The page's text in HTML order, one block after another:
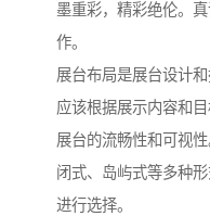
墨重彩，精彩绝伦。
作。
展台布局是展台设计
应该根据展示内容和
展台的流畅性和可视
闭式、岛屿式等多种
进行选择。